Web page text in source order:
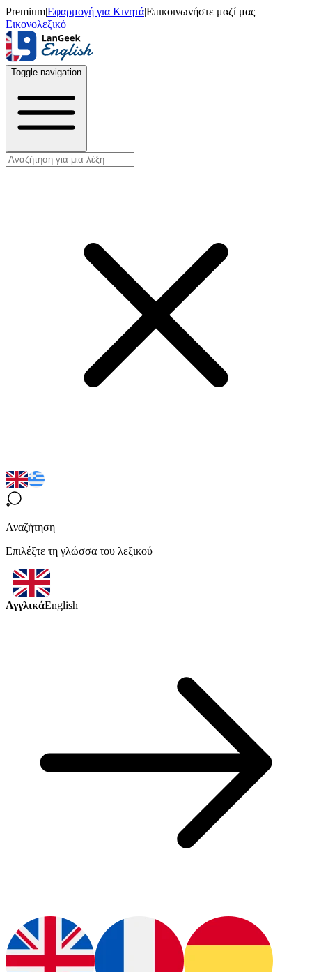
Premium|Εφαρμογή για Κινητά|Επικοινωνήστε μαζί μας|
Εικονολεξικό
Toggle navigation
Αναζήτηση
Επιλέξτε τη γλώσσα του λεξικού
ΑγγλικάEnglish